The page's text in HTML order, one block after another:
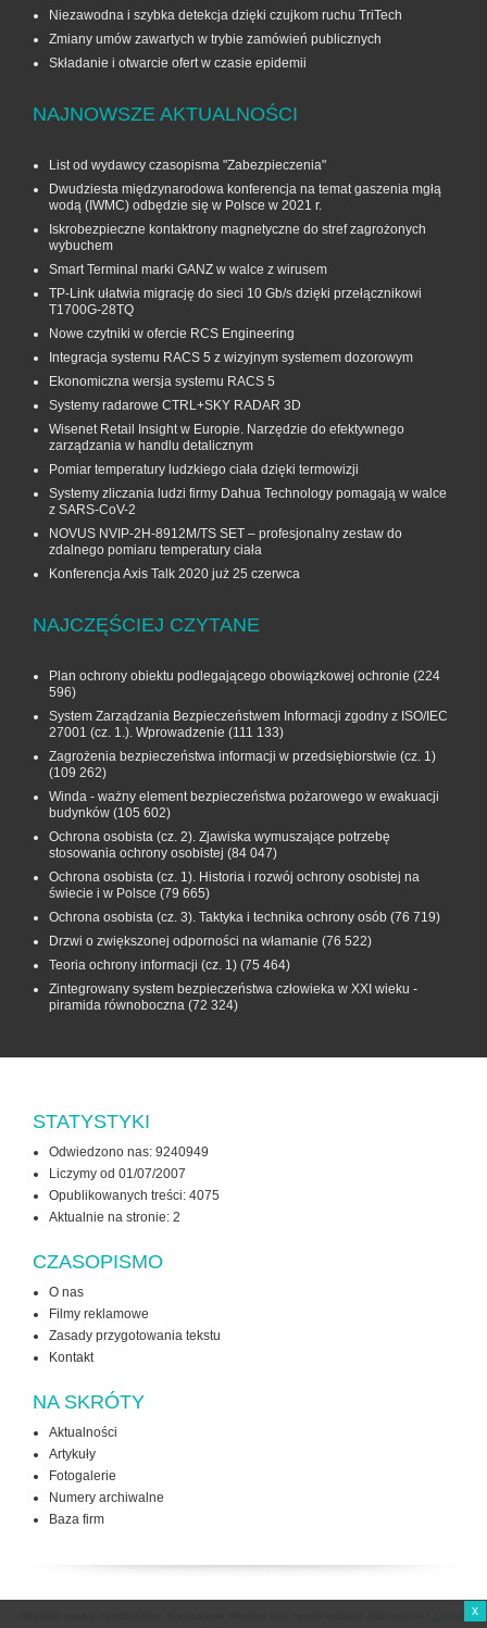
Niezawodna i szybka detekcja dzięki czujkom ruchu TriTech
Zmiany umów zawartych w trybie zamówień publicznych
Składanie i otwarcie ofert w czasie epidemii
NAJNOWSZE AKTUALNOŚCI
List od wydawcy czasopisma "Zabezpieczenia"
Dwudziesta międzynarodowa konferencja na temat gaszenia mgłą
wodą (IWMC) odbędzie się w Polsce w 2021 r.
Iskrobezpieczne kontaktrony magnetyczne do stref zagrożonych
wybuchem
Smart Terminal marki GANZ w walce z wirusem
TP-Link ułatwia migrację do sieci 10 Gb/s dzięki przełącznikowi
T1700G‑28TQ
Nowe czytniki w ofercie RCS Engineering
Integracja systemu RACS 5 z wizyjnym systemem dozorowym
Ekonomiczna wersja systemu RACS 5
Systemy radarowe CTRL+SKY RADAR 3D
Wisenet Retail Insight w Europie. Narzędzie do efektywnego
zarządzania w handlu detalicznym
Pomiar temperatury ludzkiego ciała dzięki termowizji
Systemy zliczania ludzi firmy Dahua Technology pomagają w walce
z SARS-CoV-2
NOVUS NVIP-2H-8912M/TS SET – profesjonalny zestaw do
zdalnego pomiaru temperatury ciała
Konferencja Axis Talk 2020 już 25 czerwca
NAJCZĘŚCIEJ CZYTANE
Plan ochrony obiektu podlegającego obowiązkowej ochronie (224
596)
System Zarządzania Bezpieczeństwem Informacji zgodny z ISO/IEC
27001 (cz. 1.). Wprowadzenie (111 133)
Zagrożenia bezpieczeństwa informacji w przedsiębiorstwie (cz. 1)
(109 262)
Winda - ważny element bezpieczeństwa pożarowego w ewakuacji
budynków (105 602)
Ochrona osobista (cz. 2). Zjawiska wymuszające potrzebę
stosowania ochrony osobistej (84 047)
Ochrona osobista (cz. 1). Historia i rozwój ochrony osobistej na
świecie i w Polsce (79 665)
Ochrona osobista (cz. 3). Taktyka i technika ochrony osób (76 719)
Drzwi o zwiększonej odporności na włamanie (76 522)
Teoria ochrony informacji (cz. 1) (75 464)
Zintegrowany system bezpieczeństwa człowieka w XXI wieku -
piramida równoboczna (72 324)
STATYSTYKI
Odwiedzono nas: 9240949
Liczymy od 01/07/2007
Opublikowanych treści: 4075
Aktualnie na stronie: 2
CZASOPISMO
O nas
Filmy reklamowe
Zasady przygotowania tekstu
Kontakt
NA SKRÓTY
Aktualności
Artykuły
Fotogalerie
Numery archiwalne
Baza firm
x